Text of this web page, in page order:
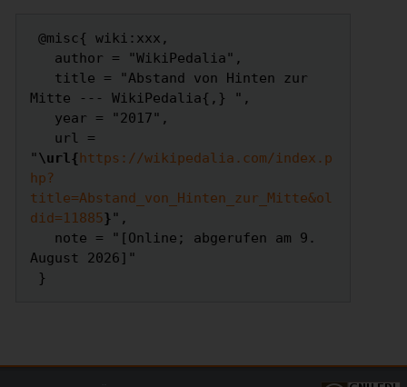
@misc{ wiki:xxx,
Mitte --- WikiPedalia{,} ",
"\url{https://wikipedalia.com/index.p
hp?
title=Abstand_von_Hinten_zur_Mitte&ol
did=11885}",
August 2026]"